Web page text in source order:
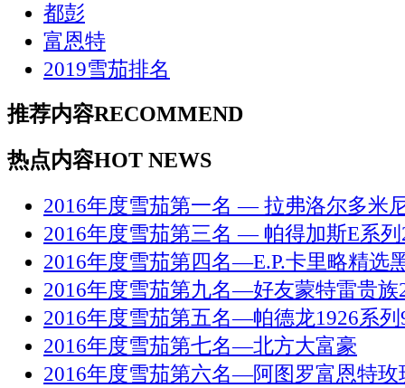
都彭
富恩特
2019雪茄排名
推荐内容RECOMMEND
热点内容HOT NEWS
2016年度雪茄第一名 — 拉弗洛尔多米
2016年度雪茄第三名 — 帕得加斯E系列
2016年度雪茄第四名—E.P.卡里略精选
2016年度雪茄第九名—好友蒙特雷贵族
2016年度雪茄第五名—帕德龙1926系列
2016年度雪茄第七名—北方大富豪
2016年度雪茄第六名—阿图罗富恩特玫